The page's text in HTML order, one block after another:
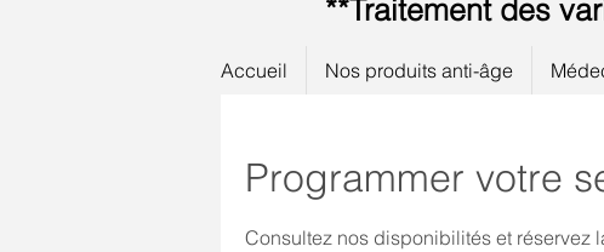
**Traitement des
Accueil Nos produits anti-âge
Programmer votre
Consultez nos disponibilités et réservez